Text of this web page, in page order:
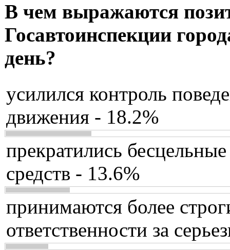
В чем выражаются
Госавтоинспекции
день?
усилился контроль
движения - 18.2%
прекратились
средств - 13.6%
принимаются более
ответственности за